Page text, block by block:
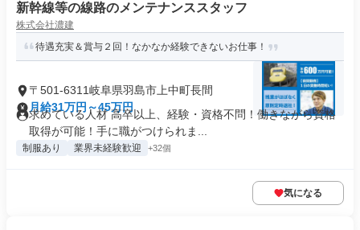
新幹線等の線路のメンテナンススタッフ
株式会社濃建
待遇充実＆賞与２回！なかなか経験できないお仕事！
〒501-6311岐阜県羽島市上中町長間
月給31万円～45万円
求めている人材 高卒以上、経験・資格不問！働きながら資格
取得が可能！手に職がつけられま...
制服あり 業界未経験歓迎 +32個
気になる